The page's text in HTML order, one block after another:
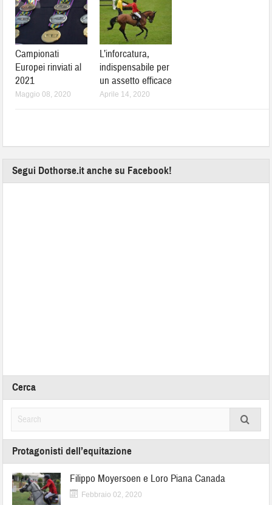
Campionati
Europei rinviati al
2021
Maggio 08, 2020
L’inforcatura,
indispensabile per
un assetto efficace
Aprile 14, 2020
Segui Dothorse.it anche su Facebook!
Cerca
Protagonisti dell’equitazione
Filippo Moyersoen e Loro Piana Canada
Febbraio 02, 2020